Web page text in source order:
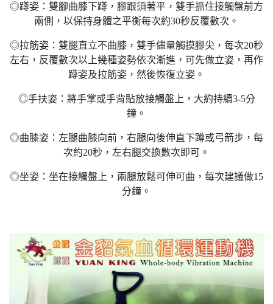
◎蹲姿：雙腳曲膝下蹲，腳跟須著平，雙手抓住接觸盤前方
兩側，以保持身體之平衡每次約30秒反覆數次。
◎拉筋姿：雙腿直立不曲膝，雙手儘量觸摸腳尖，每次20秒
左右，反覆數次以上幾種姿勢依次漸進，可先做立姿，再作
蹲姿及拉筋姿，然後恢復立姿。
◎手扶姿：將手掌或手背貼放接觸盤上，大約持續3-5分
鐘。
◎曲膝姿：左腿曲膝向前，右腿向後伸直下蹲或弓箭步，每
次約20秒，左右腿交換數次即可。
◎坐姿：坐在接觸盤上，兩腿放鬆可伸可曲，每次建議做15
分鐘。